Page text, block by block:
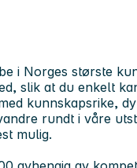
i Norges største
slik at du enkelt
kunnskapsrike,
rundt i våre
mulig.